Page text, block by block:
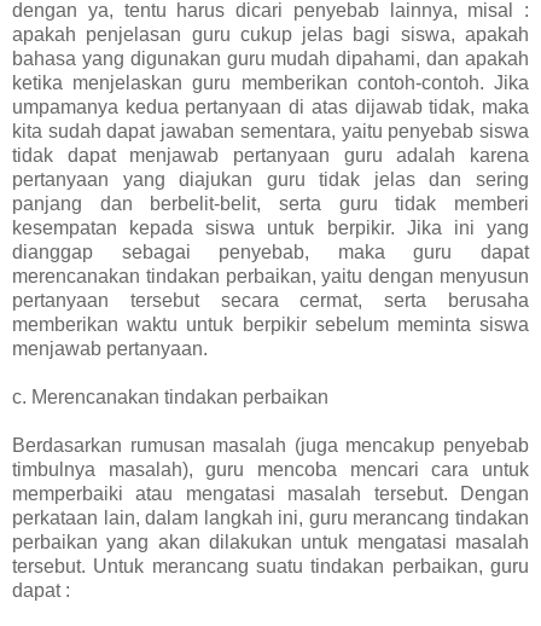
dengan ya, tentu harus dicari penyebab lainnya, misal :
apakah penjelasan guru cukup jelas bagi siswa, apakah
bahasa yang digunakan guru mudah dipahami, dan apakah
ketika menjelaskan guru memberikan contoh-contoh. Jika
umpamanya kedua pertanyaan di atas dijawab tidak, maka
kita sudah dapat jawaban sementara, yaitu penyebab siswa
tidak dapat menjawab pertanyaan guru adalah karena
pertanyaan yang diajukan guru tidak jelas dan sering
panjang dan berbelit-belit, serta guru tidak memberi
kesempatan kepada siswa untuk berpikir. Jika ini yang
dianggap sebagai penyebab, maka guru dapat
merencanakan tindakan perbaikan, yaitu dengan menyusun
pertanyaan tersebut secara cermat, serta berusaha
memberikan waktu untuk berpikir sebelum meminta siswa
menjawab pertanyaan.
c. Merencanakan tindakan perbaikan
Berdasarkan rumusan masalah (juga mencakup penyebab
timbulnya masalah), guru mencoba mencari cara untuk
memperbaiki atau mengatasi masalah tersebut. Dengan
perkataan lain, dalam langkah ini, guru merancang tindakan
perbaikan yang akan dilakukan untuk mengatasi masalah
tersebut. Untuk merancang suatu tindakan perbaikan, guru
dapat :